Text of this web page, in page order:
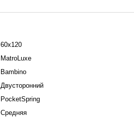
60х120
MatroLuxe
Bambino
Двусторонний
PocketSpring
Средняя